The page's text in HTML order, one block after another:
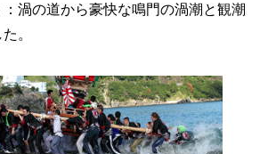
渦の道から豪快な鳴門の渦潮と観潮
。